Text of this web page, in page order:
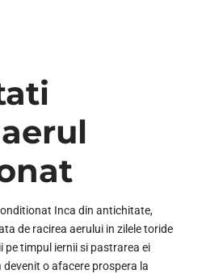
Inca din antichitate,
de racirea aerului in zilele toride
pe timpul iernii si pastrarea ei
o afacere prospera la